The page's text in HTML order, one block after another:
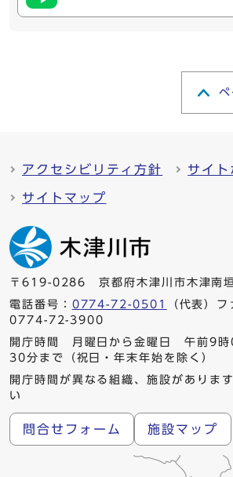
ペ
アクセシビリティ方針 サイト
サイトマップ
〒619-0286 京都府木津川市木津南
電話番号： 0774-72-0501
（代表）
0774-72-3900
開庁時間 月曜日から金曜日 午前9時
30分まで（祝日・年末年始を除く）
開庁時間が異なる組織、施設がありま
い
問合せフォーム 施設マップ